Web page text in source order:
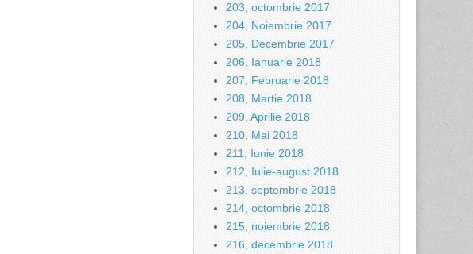
203, octombrie 2017
204, Noiembrie 2017
205, Decembrie 2017
206, Ianuarie 2018
207, Februarie 2018
208, Martie 2018
209, Aprilie 2018
210, Mai 2018
211, Iunie 2018
212, Iulie-august 2018
213, septembrie 2018
214, octombrie 2018
215, noiembrie 2018
216, decembrie 2018